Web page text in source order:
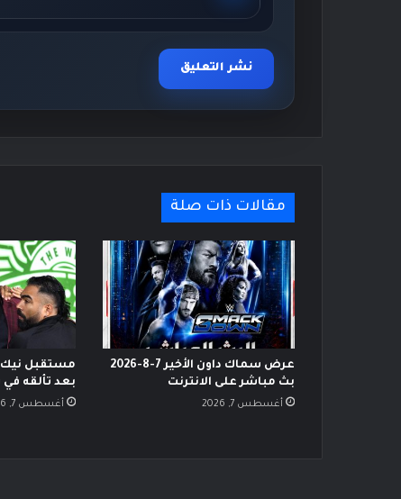
مقالات ذات صلة
عرض سماك داون الأخير 7-8-2026
بث مباشر على الانترنت
أغسطس 7, 2026
مستقبل نيك
بعد تألقه
أغسطس 7, 2026